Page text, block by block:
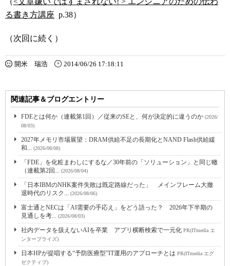
る書き方講座 p.38）
（次回に続く）
開米 瑞浩 2014/06/26 17:18:11
関連記事＆ブログエントリー
FDEとは何か（連載第1回）／従来のSEと、何が決定的に違うのか (2026/
08/03)
2027年メモリ市場展望：DRAM供給不足の長期化とNAND Flash供給緩
和... (2026/08/08)
「FDE」を化粧まわしにするな／30年前の「ソリューション」と同じ轍
（連載第2回... (2026/08/04)
「日本IBMのNHK案件失敗は既定路線だった」 メインフレーム大撤
退時代のリスク... (2026/08/06)
富士通とNECは「AI需要の手応え」をどう語った？ 2026年下半期の
見通しを考... (2026/08/03)
社内データを扱えないAIを卒業 アプリ横断検索で一元化 PR(ITmedia エ
ンタープライズ)
日本HPが提唱する“予防医療型”IT運用のアプローチとは PR(ITmedia エグ
ゼクティブ)